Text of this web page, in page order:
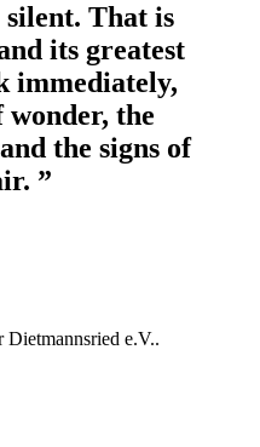
silent. That is
its greatest
immediately,
wonder, the
the signs of
”
e.V..